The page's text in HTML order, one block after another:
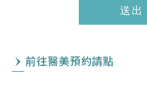
送出
前往醫美預約請點